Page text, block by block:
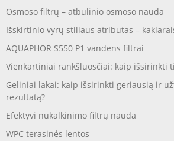
Osmoso filtrų – atbulinio osmoso nauda
Išskirtinio vyrų stiliaus atributas –
AQUAPHOR S550 P1 vandens filtrai
Vienkartiniai rankšluosčiai: kaip išsirinkti
Geliniai lakai: kaip išsirinkti geriausią ir
rezultatą?
Efektyvi nukalkinimo filtrų nauda
WPC terasinės lentos